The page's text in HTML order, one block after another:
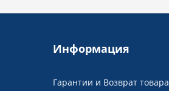
Информация
Гарантии и Возврат товара